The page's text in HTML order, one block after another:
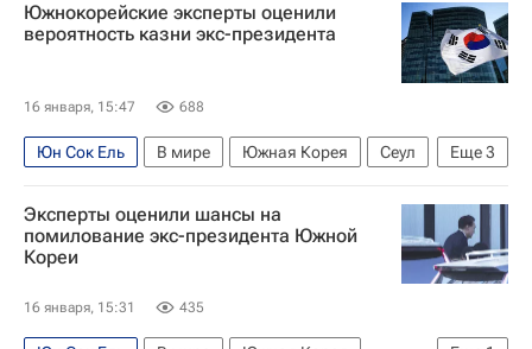
Южнокорейские эксперты оценили
вероятность казни экс-президента
16 января, 15:47 688
Еще3
Юн Сок Ель В мире Южная Корея
Сеул
Соня Хени
Ким Ён Сам
Amnesty International
Эксперты оценили шансы на
помилование экс-президента Южной
Кореи
16 января, 15:31 435